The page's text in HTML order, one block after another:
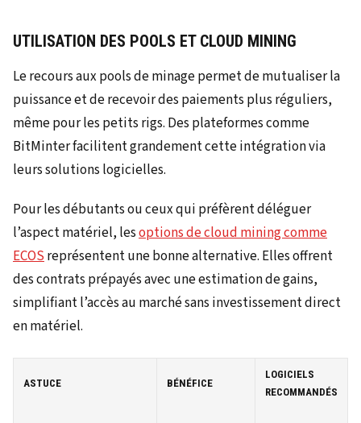
UTILISATION DES POOLS ET CLOUD MINING
Le recours aux pools de minage permet de mutualiser la
puissance et de recevoir des paiements plus réguliers,
même pour les petits rigs. Des plateformes comme
BitMinter facilitent grandement cette intégration via
leurs solutions logicielles.
Pour les débutants ou ceux qui préfèrent déléguer
l’aspect matériel, lesoptions de cloud mining comme
ECOS représentent une bonne alternative. Elles offrent
des contrats prépayés avec une estimation de gains,
simplifiant l’accès au marché sans investissement direct
en matériel.
ASTUCE BÉNÉFICE
LOGICIELS
RECOMMANDÉS